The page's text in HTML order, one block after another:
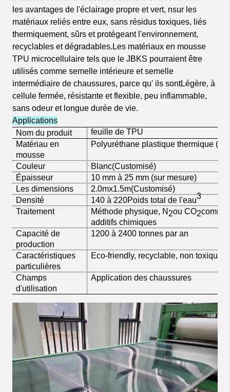
les avantages de l'éclairage propre et vert, nsur les
matériaux reliés entre eux, sans résidus toxiques, liés
thermiquement, sûrs et protégeant l'environnement,
recyclables et dégradables.Les matériaux en mousse
TPU microcellulaire tels que le JBKS pourraient être
utilisés comme semelle intérieure et semelle
intermédiaire de chaussures, parce qu' ils sontLégère, à
cellule fermée, résistante et flexible, peu inflammable,
sans odeur et longue durée de vie.
Applications
Nom du produit
feuille de TPU
Matériau en
mousse
Polyuréthane plastique thermique
Couleur Blanc(Customisé)
Épaisseur
10 mm à 25 mm (sur mesure)
Les dimensions
2.0mx1.5m(Customisé)
Densité
140 à 220Poids total de l'eau3
Traitement
Méthode physique, N 2ou CO2comme
additifs chimiques
Capacité de
production
1200 à 2400 tonnes par an
Caractéristiques
particulières
Eco-friendly, recyclable, non toxique,
Champs
d'utilisation
Application des chaussures